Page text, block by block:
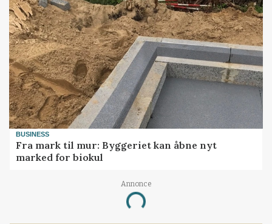
BUSINESS
Fra mark til mur: Byggeriet kan åbne nyt
marked for biokul
Annonce
Loading...